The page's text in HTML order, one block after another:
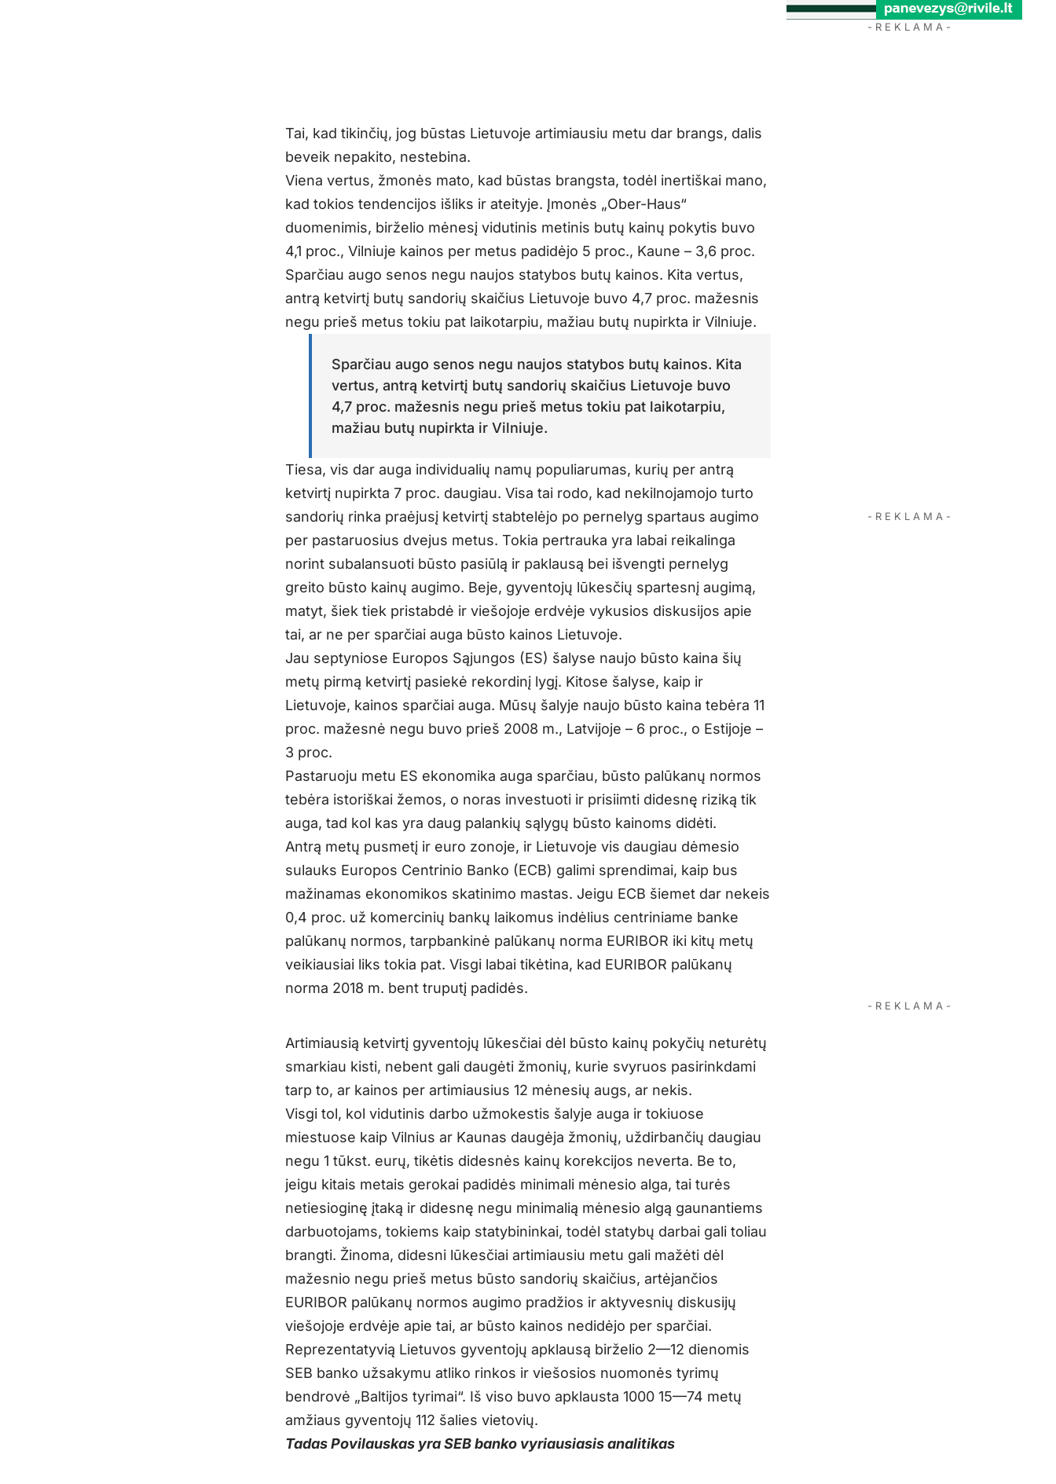
Tai, kad tikinčių, jog būstas Lietuvoje artimiausiu metu dar brangs, dalis
beveik nepakito, nestebina.
Viena vertus, žmonės mato, kad būstas brangsta, todėl inertiškai mano,
kad tokios tendencijos išliks ir ateityje. Įmonės „Ober-Haus“
duomenimis, birželio mėnesį vidutinis metinis butų kainų pokytis buvo
4,1 proc., Vilniuje kainos per metus padidėjo 5 proc., Kaune – 3,6 proc.
Sparčiau augo senos negu naujos statybos butų kainos. Kita vertus,
antrą ketvirtį butų sandorių skaičius Lietuvoje buvo 4,7 proc. mažesnis
negu prieš metus tokiu pat laikotarpiu, mažiau butų nupirkta ir Vilniuje.
Sparčiau augo senos negu naujos statybos butų kainos. Kita
vertus, antrą ketvirtį butų sandorių skaičius Lietuvoje buvo
4,7 proc. mažesnis negu prieš metus tokiu pat laikotarpiu,
mažiau butų nupirkta ir Vilniuje.
Tiesa, vis dar auga individualių namų populiarumas, kurių per antrą
ketvirtį nupirkta 7 proc. daugiau. Visa tai rodo, kad nekilnojamojo turto
sandorių rinka praėjusį ketvirtį stabtelėjo po pernelyg spartaus augimo
per pastaruosius dvejus metus. Tokia pertrauka yra labai reikalinga
norint subalansuoti būsto pasiūlą ir paklausą bei išvengti pernelyg
greito būsto kainų augimo. Beje, gyventojų lūkesčių spartesnį augimą,
matyt, šiek tiek pristabdė ir viešojoje erdvėje vykusios diskusijos apie
tai, ar ne per sparčiai auga būsto kainos Lietuvoje.
Jau septyniose Europos Sąjungos (ES) šalyse naujo būsto kaina šių
metų pirmą ketvirtį pasiekė rekordinį lygį. Kitose šalyse, kaip ir
Lietuvoje, kainos sparčiai auga. Mūsų šalyje naujo būsto kaina tebėra 11
proc. mažesnė negu buvo prieš 2008 m., Latvijoje – 6 proc., o Estijoje –
3 proc.
Pastaruoju metu ES ekonomika auga sparčiau, būsto palūkanų normos
tebėra istoriškai žemos, o noras investuoti ir prisiimti didesnę riziką tik
auga, tad kol kas yra daug palankių sąlygų būsto kainoms didėti.
Antrą metų pusmetį ir euro zonoje, ir Lietuvoje vis daugiau dėmesio
sulauks Europos Centrinio Banko (ECB) galimi sprendimai, kaip bus
mažinamas ekonomikos skatinimo mastas. Jeigu ECB šiemet dar nekeis
0,4 proc. už komercinių bankų laikomus indėlius centriniame banke
palūkanų normos, tarpbankinė palūkanų norma EURIBOR iki kitų metų
veikiausiai liks tokia pat. Visgi labai tikėtina, kad EURIBOR palūkanų
norma 2018 m. bent truputį padidės.
Artimiausią ketvirtį gyventojų lūkesčiai dėl būsto kainų pokyčių neturėtų
smarkiau kisti, nebent gali daugėti žmonių, kurie svyruos pasirinkdami
tarp to, ar kainos per artimiausius 12 mėnesių augs, ar nekis.
Visgi tol, kol vidutinis darbo užmokestis šalyje auga ir tokiuose
miestuose kaip Vilnius ar Kaunas daugėja žmonių, uždirbančių daugiau
negu 1 tūkst. eurų, tikėtis didesnės kainų korekcijos neverta. Be to,
jeigu kitais metais gerokai padidės minimali mėnesio alga, tai turės
netiesioginę įtaką ir didesnę negu minimalią mėnesio algą gaunantiems
darbuotojams, tokiems kaip statybininkai, todėl statybų darbai gali toliau
brangti. Žinoma, didesni lūkesčiai artimiausiu metu gali mažėti dėl
mažesnio negu prieš metus būsto sandorių skaičius, artėjančios
EURIBOR palūkanų normos augimo pradžios ir aktyvesnių diskusijų
viešojoje erdvėje apie tai, ar būsto kainos nedidėjo per sparčiai.
Reprezentatyvią Lietuvos gyventojų apklausą birželio 2—12 dienomis
SEB banko užsakymu atliko rinkos ir viešosios nuomonės tyrimų
bendrovė „Baltijos tyrimai“. Iš viso buvo apklausta 1000 15—74 metų
amžiaus gyventojų 112 šalies vietovių.
Tadas Povilauskas yra SEB banko vyriausiasis analitikas
- R E K L A M A -
- R E K L A M A -
- R E K L A M A -